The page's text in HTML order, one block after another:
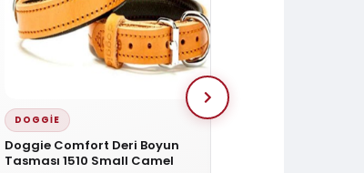
DOGGIE
Doggie Comfort Deri Boyun
Tasması 1510 Small Camel